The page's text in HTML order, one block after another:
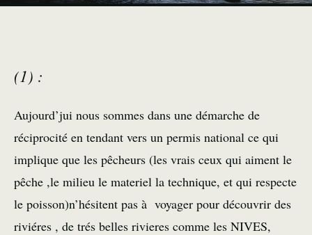
(1) :
Aujourd’jui nous sommes dans une démarche de
réciprocité en tendant vers un permis national ce qui
implique que les pêcheurs (les vrais ceux qui aiment le
pêche ,le milieu le materiel la technique, et qui respecte
le poisson)n’hésitent pas à voyager pour découvrir des
riviéres , de trés belles rivieres comme les NIVES,